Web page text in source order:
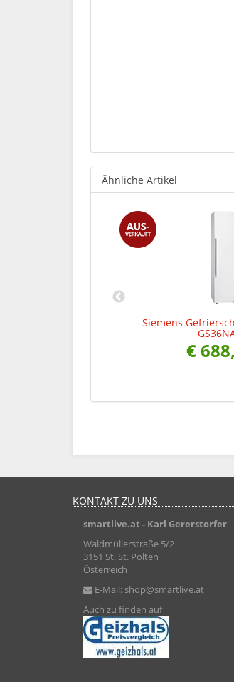
Ähnliche Artikel
Siemens
€
KONTAKT ZU UNS
smartlive.at - Karl Gererstorfer
Waldmüllerstraße 5/2
3151 St. St. Pölten
Österreich
E-Mail: shop@smartlive.at
Auch zu finden auf